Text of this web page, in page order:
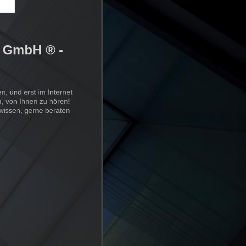
® -
und erst im Internet
von Ihnen zu hören!
gerne beraten